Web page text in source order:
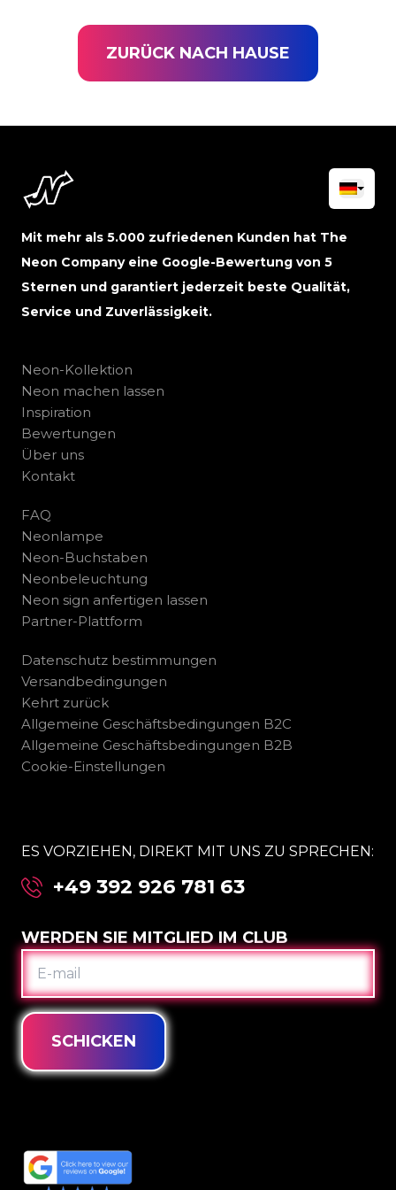
ZURÜCK NACH HAUSE
Mit mehr als 5.000 zufriedenen Kunden hat The
Neon Company eine Google-Bewertung von 5
Sternen und garantiert jederzeit beste Qualität,
Service und Zuverlässigkeit.
Neon-Kollektion
Neon machen lassen
Inspiration
Bewertungen
Über uns
Kontakt
FAQ
Neonlampe
Neon-Buchstaben
Neonbeleuchtung
Neon sign anfertigen lassen
Partner-Plattform
Datenschutz bestimmungen
Versandbedingungen
Kehrt zurück
Allgemeine Geschäftsbedingungen B2C
Allgemeine Geschäftsbedingungen B2B
Cookie-Einstellungen
ES VORZIEHEN, DIREKT MIT UNS ZU SPRECHEN:
+49 392 926 781 63
WERDEN SIE MITGLIED IM CLUB
E-
MAIL
SCHICKEN